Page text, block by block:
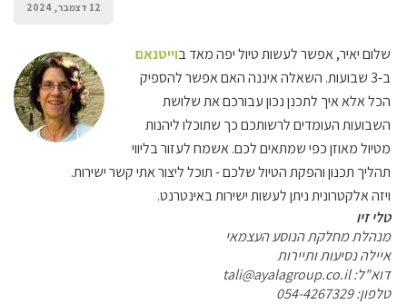
12 דצמבר, 2024
שלום יאיר, אפשר לעשות טיול יפה מאד בוייטנאם
ב-3 שבועות. השאלה איננה האם אפשר להספיק
הכל אלא איך לתכנן נכון עבורכם את שלושת
השבועות העומדים לרשותכם כך שתוכלו ליהנות
מטיול מאוזן כפי שמתאים לכם. אשמח לעזור בליווי
תהליך תכנון והפקת הטיול שלכם - תוכל ליצור אתי קשר ישירות.
ויזה אלקטרונית ניתן לעשות ישירות באינטרנט.
טלי זיו
מנהלת מחלקת הנוסע העצמאי
איילה נסיעות ותיירות
דוא"ל: tali@ayalagroup.co.il
טלפון: 054-4267329